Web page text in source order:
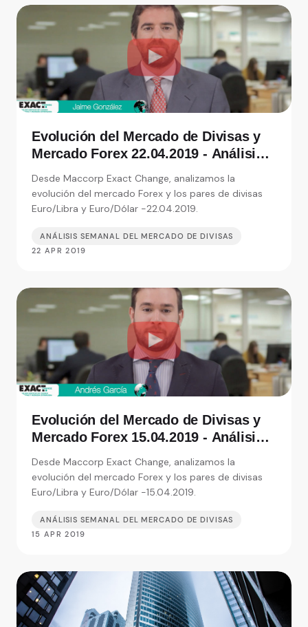
Evolución del Mercado de Divisas y
Mercado Forex 22.04.2019 - Análisis
de Exact Change, expertos en cambio
de moneda
Desde Maccorp Exact Change, analizamos la
evolución del mercado Forex y los pares de divisas
Euro/Libra y Euro/Dólar -22.04.2019.
ANÁLISIS SEMANAL DEL MERCADO DE DIVISAS
22 APR 2019
Evolución del Mercado de Divisas y
Mercado Forex 15.04.2019 - Análisis
de moneda
Desde Maccorp Exact Change, analizamos la
evolución del mercado Forex y los pares de divisas
Euro/Libra y Euro/Dólar -15.04.2019.
ANÁLISIS SEMANAL DEL MERCADO DE DIVISAS
15 APR 2019